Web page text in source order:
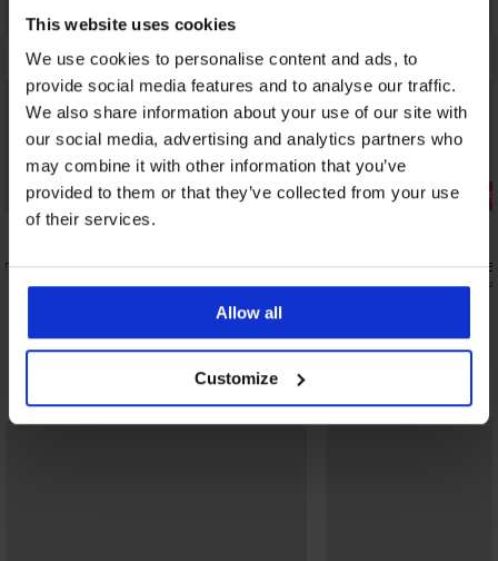
This website uses cookies
We use cookies to personalise content and ads, to
provide social media features and to analyse our traffic.
We also share information about your use of our site with
our social media, advertising and analytics partners who
may combine it with other information that you’ve
provided to them or that they’ve collected from your use
of their services.
Allow all
Customize
Sale
Rabatt -50%
Satin-Pyjama Diamond by Astratex
Harriet kurz
Rabatt -
43,79 €
Entdecken Sie ähnliche Stücke